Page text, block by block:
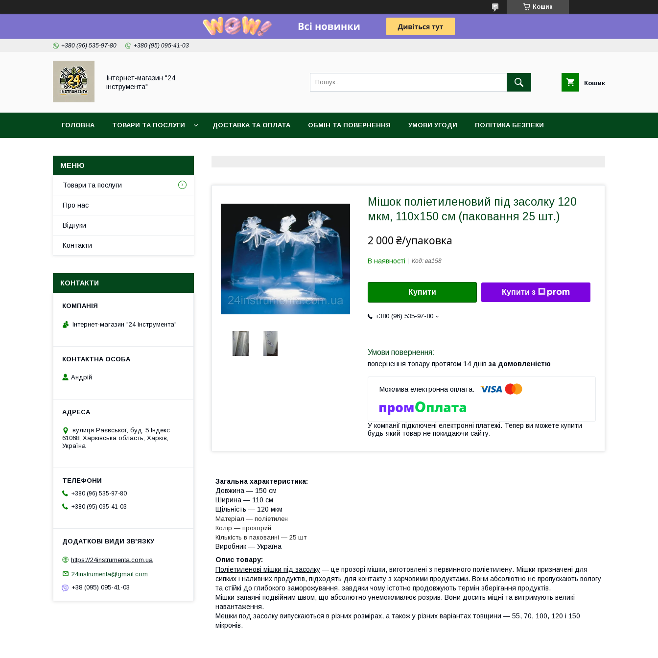
Кошик
+380 (96) 535-97-80 +380 (95) 095-41-03
Інтернет-магазин "24
інструмента"
Кошик
ГОЛОВНА ТОВАРИ ТА ПОСЛУГИ ДОСТАВКА ТА ОПЛАТА ОБМІН ТА ПОВЕРНЕННЯ УМОВИ УГОДИ ПОЛІТИКА БЕЗПЕКИ
Мішок поліетиленовий під засолку 120
мкм, 110х150 см (паковання 25 шт.)
2 000 ₴/упаковка
В наявності Код: ва158
Купити Купити з
+380 (96) 535-97-80
повернення товару протягом 14 днів за домовленістю
У компанії підключені електронні платежі. Тепер ви можете купити
будь-який товар не покидаючи сайту.
Загальна характеристика:
Довжина — 150 см
Ширина — 110 см
Щільність — 120 мкм
Матеріал — поліетилен
Колір — прозорий
Кількість в пакованні — 25 шт
Виробник — Україна
Опис товару:
Поліетиленові мішки під засолку — це прозорі мішки, виготовлені з первинного поліетилену. Мішки призначені для
сипких і наливних продуктів, підходять для контакту з харчовими продуктами. Вони абсолютно не пропускають вологу
та стійкі до глибокого заморожування, завдяки чому істотно продовжують термін зберігання продуктів.
Мішки запаяні подвійним швом, що абсолютно унеможливлює розрив. Вони досить міцні та витримують великі
навантаження.
Мешки под засолку випускаються в різних розмірах, а також у різних варіантах товщини — 55, 70, 100, 120 і 150
мікронів.
Товари та послуги
Про нас
Відгуки
Контакти
КОНТАКТИ
Інтернет-магазин "24 інструмента"
Андрій
вулиця Раєвської, буд. 5 Індекс
61068, Харківська область, Харків,
Україна
+380 (96) 535-97-80
+380 (95) 095-41-03
https://24instrumenta.com.ua
24instrumenta@gmail.com
+38 (095) 095-41-03